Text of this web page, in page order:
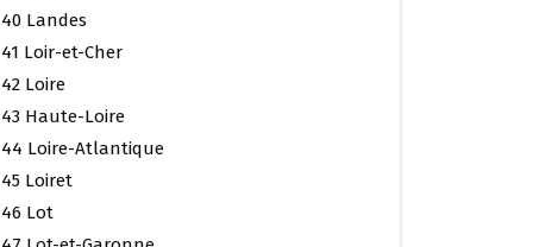
40 Landes
41 Loir-et-Cher
42 Loire
43 Haute-Loire
44 Loire-Atlantique
45 Loiret
46 Lot